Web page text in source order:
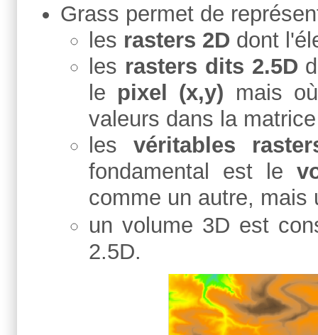
Grass permet de
les rasters 2D dont
les rasters dits 2.5D
le pixel (x,y) mais
valeurs dans la
les véritables
fondamental est le
comme un autre, mais
un volume 3D est
2.5D.